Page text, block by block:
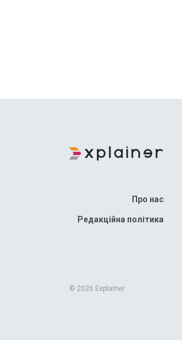
Про нас
Редакційна політика
© 2026 Explainer